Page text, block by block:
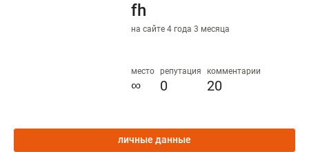
fh
на сайте 4 года 3 месяца
место
∞
репутация
0
комментарии
20
личные данные